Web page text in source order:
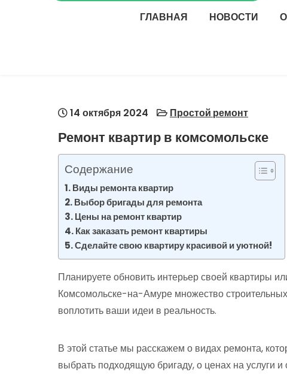
ГЛАВНАЯ НОВОСТИ
14 октября 2024 Простой ремонт
Ремонт квартир в комсомольске
Содержание
Виды ремонта квартир
Выбор бригады для ремонта
Цены на ремонт квартир
Как заказать ремонт квартиры
Сделайте свою квартиру красивой и уютной!
Планируете обновить интерьер своей квартиры
Комсомольске-на-Амуре множество
воплотить ваши идеи в реальность.
В этой статье мы расскажем о видах ремонта,
выбрать подходящую бригаду, о ценах на услуги и